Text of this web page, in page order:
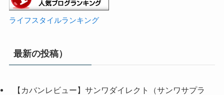
ライフスタイルランキング
最新の投稿）
【カバンレビュー】サンワダイレクト（サンワサプラ